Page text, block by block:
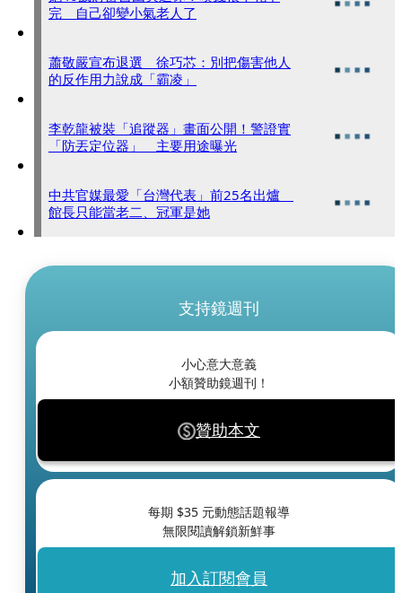
完 自己卻變小氣老人了
蕭敬嚴宣布退選 徐巧芯：別把傷害他人
的反作用力說成「霸凌」
李乾龍被裝「追蹤器」畫面公開！警證實
「防丟定位器」 主要用途曝光
中共官媒最愛「台灣代表」前25名出爐
館長只能當老二、冠軍是她
支持鏡週刊
小心意大意義
小額贊助鏡週刊！
贊助本文
每期 $35 元動態話題報導
無限閱讀解鎖新鮮事
加入訂閱會員